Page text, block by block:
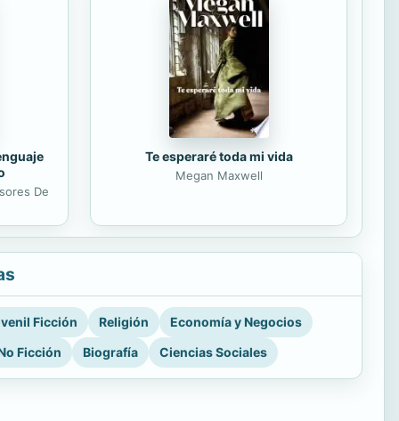
De
Te esperaré toda mi vida
Megan Maxwell
Ficción Religión
Economía y Negocios
Ficción
Biografía Ciencias Sociales